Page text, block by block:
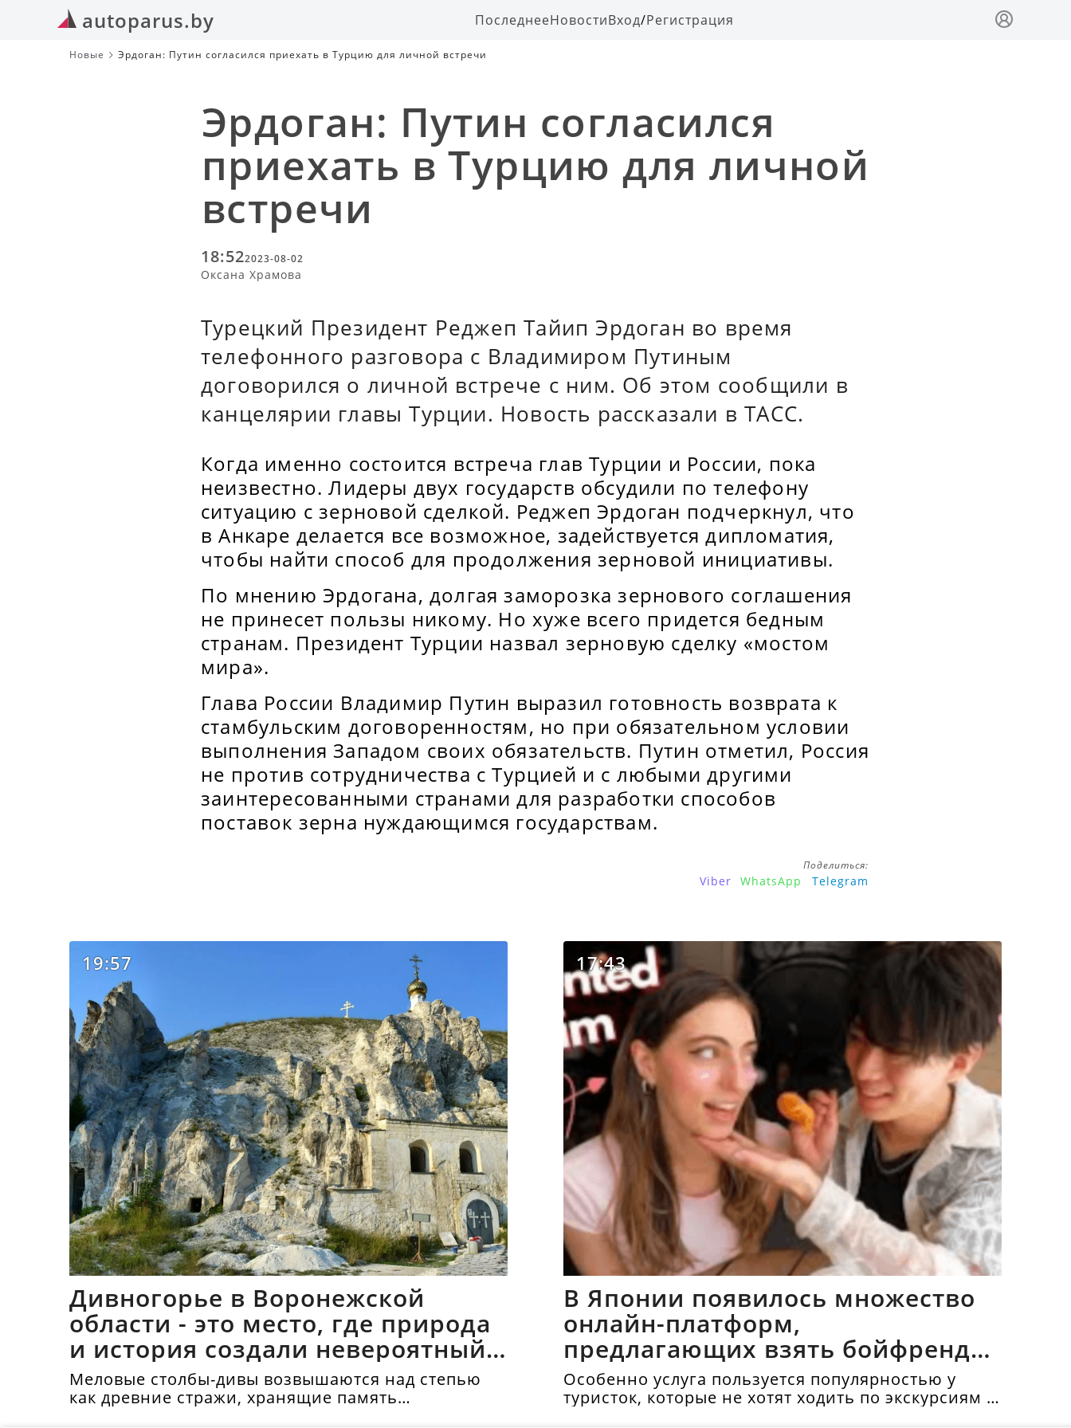
autoparus.by ПоследнееНовостиВход/Регистрация
Новые Эрдоган: Путин согласился приехать в Турцию для личной встречи
Эрдоган: Путин согласился
приехать в Турцию для личной
встречи
18:522023-08-02
Оксана Храмова
Турецкий Президент Реджеп Тайип Эрдоган во время
телефонного разговора с Владимиром Путиным
договорился о личной встрече с ним. Об этом сообщили в
канцелярии главы Турции. Новость рассказали в ТАСС.
Когда именно состоится встреча глав Турции и России, пока
неизвестно. Лидеры двух государств обсудили по телефону
ситуацию с зерновой сделкой. Реджеп Эрдоган подчеркнул, что
в Анкаре делается все возможное, задействуется дипломатия,
чтобы найти способ для продолжения зерновой инициативы.
По мнению Эрдогана, долгая заморозка зернового соглашения
не принесет пользы никому. Но хуже всего придется бедным
странам. Президент Турции назвал зерновую сделку «мостом
мира».
Глава России Владимир Путин выразил готовность возврата к
стамбульским договоренностям, но при обязательном условии
выполнения Западом своих обязательств. Путин отметил, Россия
не против сотрудничества с Турцией и с любыми другими
заинтересованными странами для разработки способов
поставок зерна нуждающимся государствам.
Поделиться:
Viber WhatsApp Telegram
19:57
Дивногорье в Воронежской
области - это место, где природа
и история создали невероятный
синтез
Меловые столбы-дивы возвышаются над степью
как древние стражи, хранящие память
17:43
В Японии появилось множество
онлайн-платформ,
предлагающих взять бойфрендов
напрокат
Особенно услуга пользуется популярностью у
туристок, которые не хотят ходить по экскурсиям и